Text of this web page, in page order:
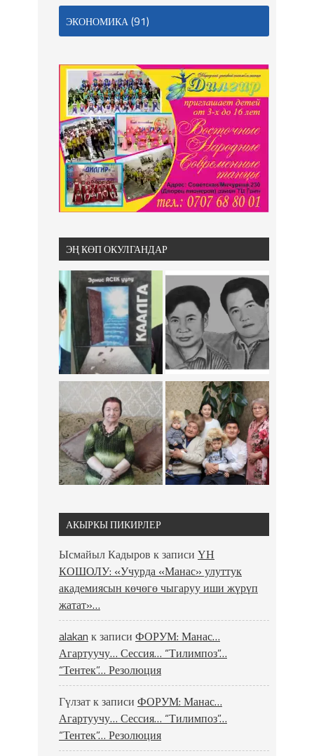
ЭКОНОМИКА(91)
ЭҢ КӨП ОКУЛГАНДАР
АКЫРКЫ ПИКИРЛЕР
Ысмайыл Кадыров к записи ҮН
КОШОЛУ: «Учурда «Манас» улуттук
академиясын көчөгө чыгаруу иши жүрүп
жатат»…
alakan к записи ФОРУМ: Манас…
Агартуучу… Сессия… “Тилимпоз”…
“Тентек”… Резолюция
Гүлзатк записи ФОРУМ: Манас…
Агартуучу… Сессия… “Тилимпоз”…
“Тентек”… Резолюция